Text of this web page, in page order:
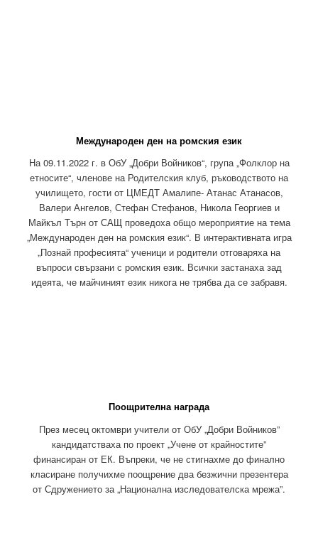
Международен ден на ромския език
На 09.11.2022 г. в ОбУ „Добри Войников“, група „Фолклор на
етносите“, членове на Родителския клуб, ръководството на
училището, гости от ЦМЕДТ Амалипе- Атанас Атанасов,
Валери Ангелов, Стефан Стефанов, Никола Георгиев и
Майкъл Търн от САЩ проведоха общо мероприятие на тема
„Международен ден на ромския език“. В интерактивната игра
„Познай професията“ ученици и родители отговаряха на
въпроси свързани с ромския език. Всички застанаха зад
идеята, че майчиният език никога не трябва да се забравя.
Поощрителна награда
През месец октомври учители от ОбУ „Добри Войников”
кандидатстваха по проект „Учене от крайностите”
финансиран от ЕК. Въпреки, че не стигнахме до финално
класиране получихме поощрение два безжични презентера
от Сдружението за „Национална изследователска мрежа”.